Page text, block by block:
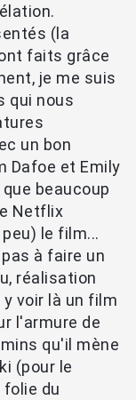
(la
faits grâce
je me suis
qui nous
un bon
Dafoe et Emily
beaucoup
Netflix
le film...
à faire un
réalisation
voir là un film
l'armure de
qu'il mène
(pour le
folie du